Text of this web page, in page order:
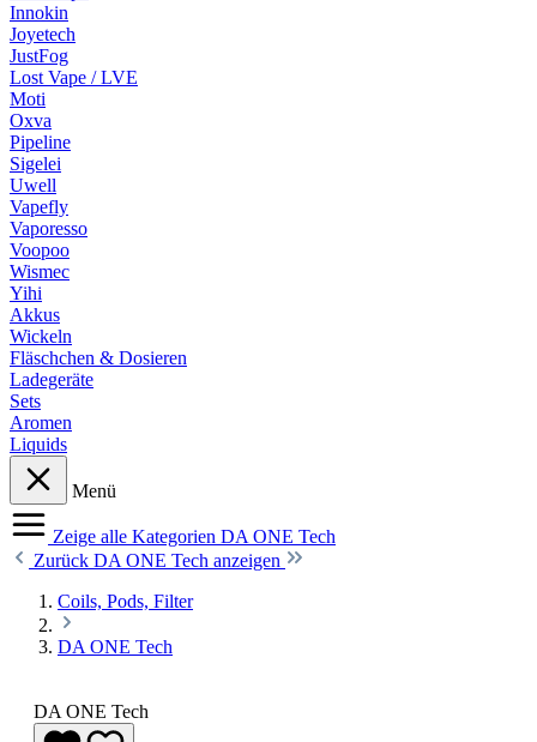
Innokin
Joyetech
JustFog
Lost Vape / LVE
Moti
Oxva
Pipeline
Sigelei
Uwell
Vapefly
Vaporesso
Voopoo
Wismec
Yihi
Akkus
Wickeln
Fläschchen & Dosieren
Ladegeräte
Sets
Aromen
Liquids
Menü
Zeige alle Kategorien DA ONE Tech
Zurück DA ONE Tech anzeigen
Coils, Pods, Filter
DA ONE Tech
DA ONE Tech